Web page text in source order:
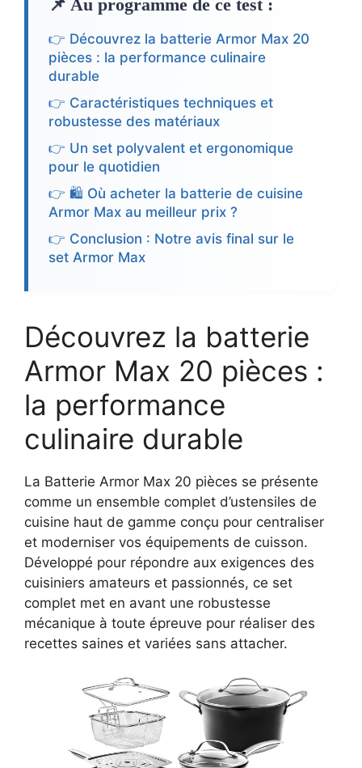
📌 Au programme de ce test :
👉 Découvrez la batterie Armor Max 20
pièces : la performance culinaire
durable
👉 Caractéristiques techniques et
robustesse des matériaux
👉 Un set polyvalent et ergonomique
pour le quotidien
👉 🛍️ Où acheter la batterie de cuisine
Armor Max au meilleur prix ?
👉 Conclusion : Notre avis final sur le
set Armor Max
Découvrez la batterie
Armor Max 20 pièces :
la performance
culinaire durable
La Batterie Armor Max 20 pièces se présente
comme un ensemble complet d’ustensiles de
cuisine haut de gamme conçu pour centraliser
et moderniser vos équipements de cuisson.
Développé pour répondre aux exigences des
cuisiniers amateurs et passionnés, ce set
complet met en avant une robustesse
mécanique à toute épreuve pour réaliser des
recettes saines et variées sans attacher.